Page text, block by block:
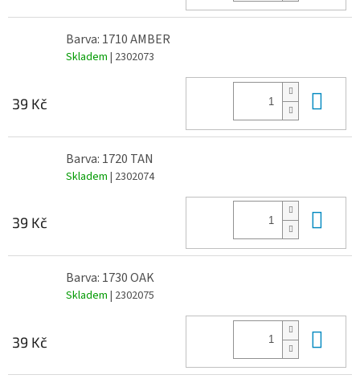
Barva: 1710 AMBER
Skladem | 2302073
39 Kč
Barva: 1720 TAN
Skladem | 2302074
39 Kč
Barva: 1730 OAK
Skladem | 2302075
39 Kč